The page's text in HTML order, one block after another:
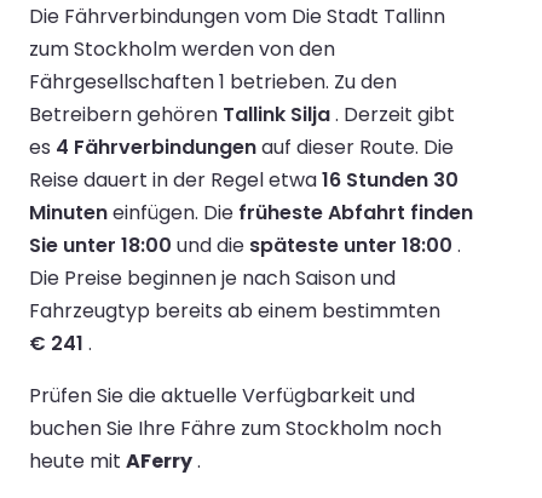
Die Fährverbindungen vom Die Stadt Tallinn
zum Stockholm werden von den
Fährgesellschaften 1 betrieben. Zu den
Betreibern gehören Tallink Silja. Derzeit gibt
es 4 Fährverbindungenauf dieser Route. Die
Reise dauert in der Regel etwa16 Stunden 30
Minuteneinfügen. Die früheste Abfahrt finden
Sie unter 18:00 und die späteste unter 18:00 .
Die Preise beginnen je nach Saison und
Fahrzeugtyp bereits ab einem bestimmten
€ 241 .
Prüfen Sie die aktuelle Verfügbarkeit und
buchen Sie Ihre Fähre zum Stockholm noch
heute mit AFerry.